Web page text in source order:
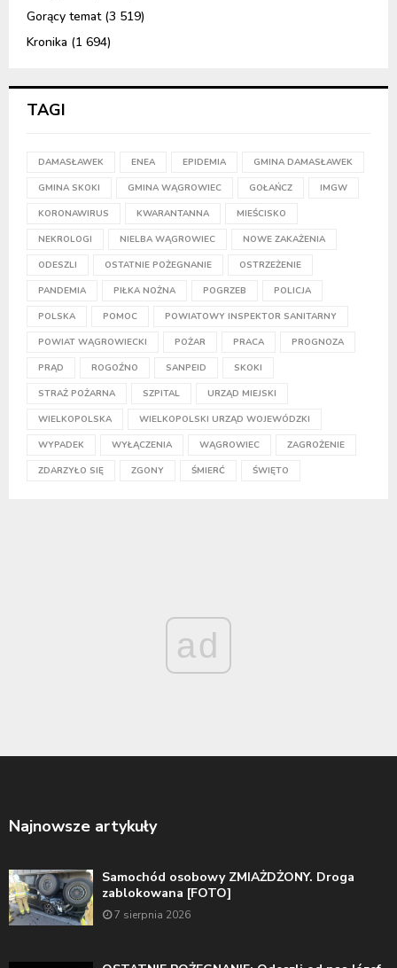
Gorący temat(3 519)
Kronika (1 694)
TAGI
DAMASŁAWEK ENEA EPIDEMIA GMINA DAMASŁAWEK
GMINA SKOKI GMINA WĄGROWIEC GOŁAŃCZ IMGW
KORONAWIRUS KWARANTANNA MIEŚCISKO
NEKROLOGI NIELBA WĄGROWIEC NOWE ZAKAŻENIA
ODESZLI OSTATNIE POŻEGNANIE OSTRZEŻENIE
PANDEMIA PIŁKA NOŻNA POGRZEB POLICJA
POLSKA POMOC POWIATOWY INSPEKTOR SANITARNY
POWIAT WĄGROWIECKI POŻAR PRACA PROGNOZA
PRĄD ROGOŹNO SANPEID SKOKI
STRAŻ POŻARNA SZPITAL URZĄD MIEJSKI
WIELKOPOLSKA WIELKOPOLSKI URZĄD WOJEWÓDZKI
WYPADEK WYŁĄCZENIA WĄGROWIEC ZAGROŻENIE
ZDARZYŁO SIĘ ZGONY ŚMIERĆ ŚWIĘTO
ad
Najnowsze artykuły
Samochód osobowy ZMIAŻDŻONY. Droga
zablokowana [FOTO]
7 sierpnia 2026